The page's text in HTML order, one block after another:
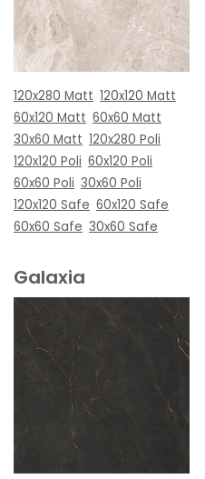
120x280 Matt 120x120 Matt
60x120 Matt 60x60 Matt
30x60 Matt 120x280 Poli
120x120 Poli 60x120 Poli
60x60 Poli 30x60 Poli
120x120 Safe 60x120 Safe
60x60 Safe 30x60 Safe
Galaxia